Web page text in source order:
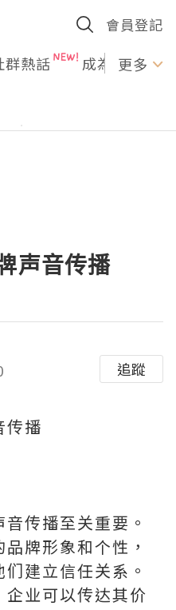
會員登記
群熱話 成為U更多
声音传播
追蹤
传播
传播至关重要。
牌形象和个性，
建立信任关系。
业可以传达其价